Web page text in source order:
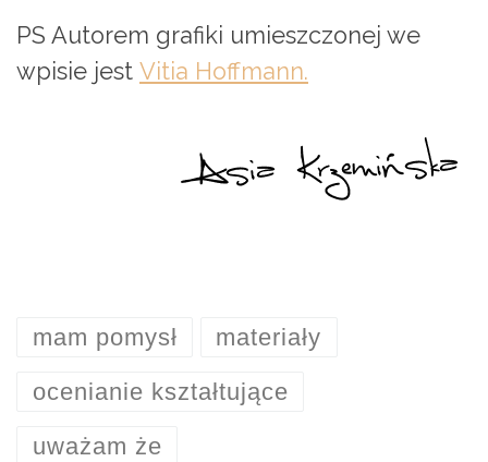
PS Autorem grafiki umieszczonej we
wpisie jest Vitia Hoffmann.
mam pomysł materiały
ocenianie kształtujące
uważam że